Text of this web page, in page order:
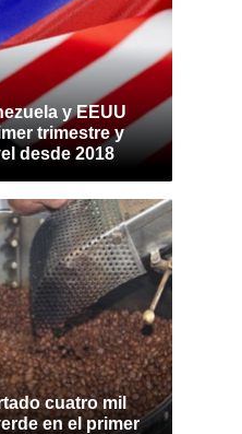
y EEUU
trimestre y
desde 2018
cuatro mil
en el primer